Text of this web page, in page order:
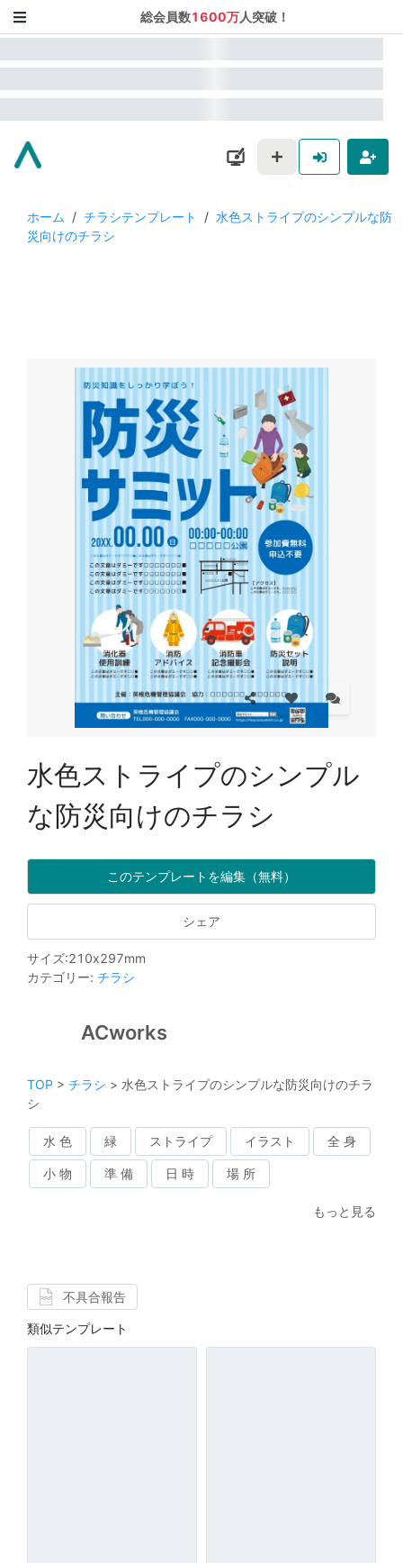
総会員数1600万人突破！
ホーム / チラシテンプレート / 水色ストライプのシンプルな防
災向けのチラシ
水色ストライプのシンプル
な防災向けのチラシ
このテンプレートを編集（無料）
シェア
サイズ:210x297mm
カテゴリー: チラシ
ACworks
TOP > チラシ > 水色ストライプのシンプルな防災向けのチラ
シ
水 色 緑 ストライプ イラスト 全 身
小 物 準 備 日 時 場 所
もっと見る
不具合報告
類似テンプレート